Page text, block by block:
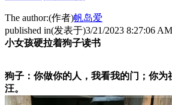
The author:(作者)帆岛爱
published in(发表于)3/21/2023 8:27:06 AM
小女孩硬拉着狗子读书
狗子：你做你的人，我看我的门；你为
汪。